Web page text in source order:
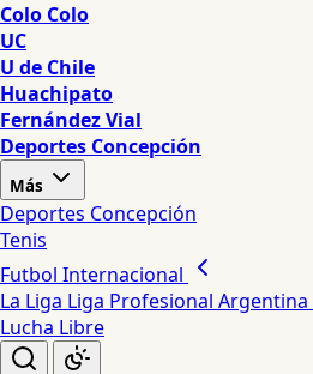
Colo Colo
UC
U de Chile
Huachipato
Fernández Vial
Deportes Concepción
Más
Deportes Concepción
Tenis
Futbol Internacional
La Liga Liga Profesional Argentina
Lucha Libre